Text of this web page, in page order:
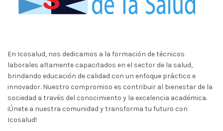
En Icosalud, nos dedicamos a la formación de técnicos
laborales altamente capacitados en el sector de la salud,
brindando educación de calidad con un enfoque práctico e
innovador. Nuestro compromiso es contribuir al bienestar de la
sociedad a través del conocimiento y la excelencia académica.
¡Únete a nuestra comunidad y transforma tu futuro con
Icosalud!